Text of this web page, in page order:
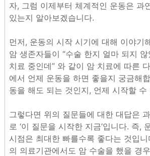
자, 그럼 이제부터 체계적인 운동은 과
있는지 알아보겠습니다.
먼저, 운동의 시작 시기에 대해 이야기
암 생존자들이 “수술 한지 얼마 되지 않
치료 중인데” 와 같이 암 치료에 따른
에서 언제 운동을 하면 좋을지 궁금해
동을 해도 되는 것인지, 언제 시작할 수
그렇다면 위의 질문들에 대한 대답은
로 ‘이 질문을 시작한 지금’입니다. 즉,
시점은 최대한 빠를수록 좋다는 것입
의 의료기관에서도 암 수술을 했을 경